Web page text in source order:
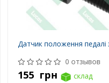
Датчик положення педалі
0 отзывов
155 грн
склад